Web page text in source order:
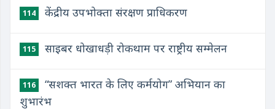
114 केंद्रीय उपभोक्ता संरक्षण प्राधिकरण
115 साइबर धोखाधड़ी रोकथाम पर राष्ट्रीय सम्मेलन
116
“सशक्त भारत के लिए कर्मयोग” अभियान का
शुभारंभ